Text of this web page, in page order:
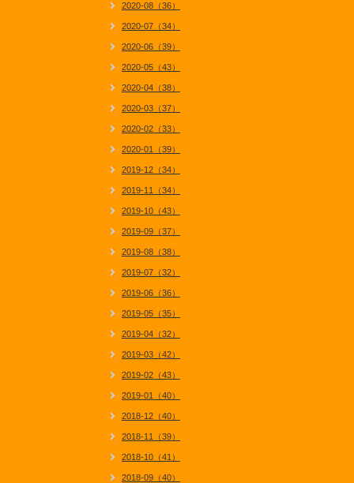
2020-08（36）
2020-07（34）
2020-06（39）
2020-05（43）
2020-04（38）
2020-03（37）
2020-02（33）
2020-01（39）
2019-12（34）
2019-11（34）
2019-10（43）
2019-09（37）
2019-08（38）
2019-07（32）
2019-06（36）
2019-05（35）
2019-04（32）
2019-03（42）
2019-02（43）
2019-01（40）
2018-12（40）
2018-11（39）
2018-10（41）
2018-09（40）